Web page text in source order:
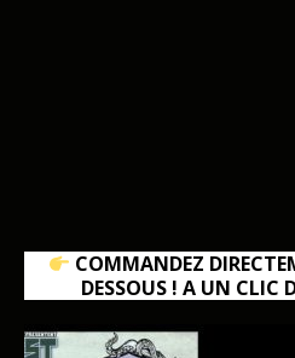
COMMANDEZ
DESSOUS ! A UN CLIC